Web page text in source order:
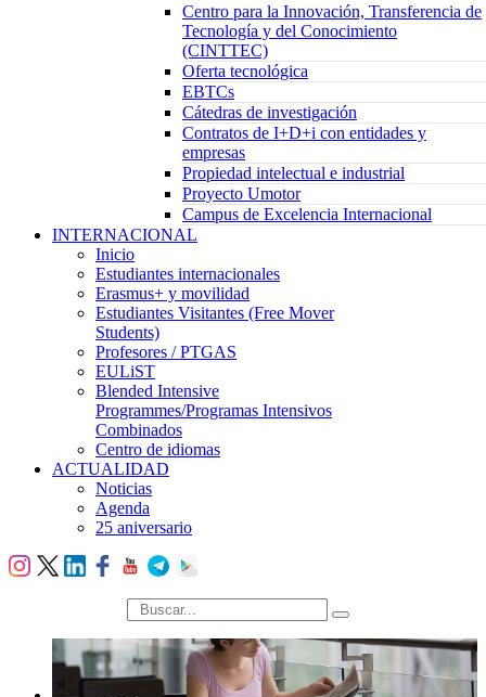
Centro para la Innovación, Transferencia de
Tecnología y del Conocimiento
(CINTTEC)
Oferta tecnológica
EBTCs
Cátedras de investigación
Contratos de I+D+i con entidades y
empresas
Propiedad intelectual e industrial
Proyecto Umotor
Campus de Excelencia Internacional
INTERNACIONAL
Inicio
Estudiantes internacionales
Erasmus+ y movilidad
Estudiantes Visitantes (Free Mover
Students)
Profesores / PTGAS
EULiST
Blended Intensive
Programmes/Programas Intensivos
Combinados
Centro de idiomas
ACTUALIDAD
Noticias
Agenda
25 aniversario
búsqueda